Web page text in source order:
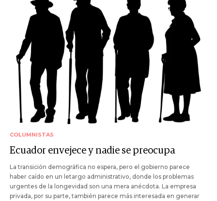
COLUMNISTAS
Ecuador envejece y nadie se preocupa
La transición demográfica no espera, pero el gobierno parece
haber caído en un letargo administrativo, donde los problemas
urgentes de la longevidad son una mera anécdota. La empresa
privada, por su parte, también parece más interesada en generar